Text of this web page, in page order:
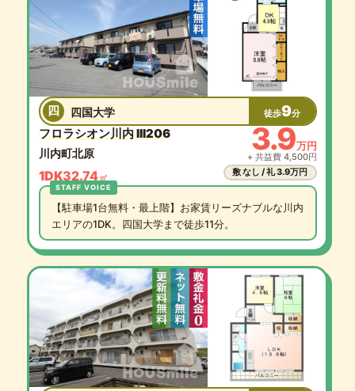
四 四国大学 徒歩9分
フロラシオン川内 III206
川内町北原
1DK32.74㎡
3.9万円
+ 共益費 4,500円
敷 なし / 礼 3.9万円
【駐車場1台無料・最上階】お家賃リーズナブルな川内
エリアの1DK。四国大学まで徒歩11分。